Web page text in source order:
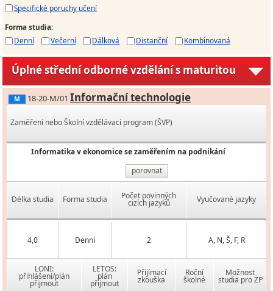
Specifické poruchy učení
Forma studia:
Denní
Večerní Dálková Distanční Kombinovaná
Úplné střední odborné vzdělání s maturitou
M 18-20-M/01 Informační technologie
Zaměření nebo Školní vzdělávací program (ŠVP)
Informatika v ekonomice se zaměřením na podnikání
porovnat
Délka studia Forma studia Počet povinných
cizích jazyků Vyučované jazyky
4,0 Denní 2 A, N, Š, F, R
LONI:
přihlášení/plán
přijmout
LETOS:
plán
přijmout
Přijímací
zkouška
Roční
školné
Možnost
studia pro ZP